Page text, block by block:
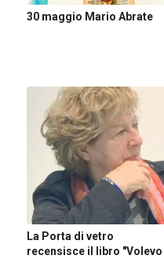
30 maggio Mario Abrate
La Porta di vetro
recensisce il libro "Volevo